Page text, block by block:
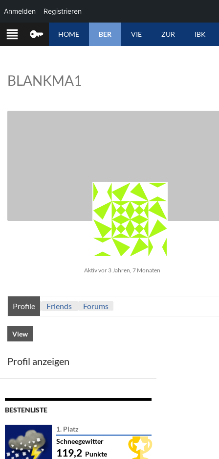
ZUM
INHALT
HOME BER VIE ZUR IBK
BLANKMA1
Aktiv vor 3 Jahren, 7 Monaten
Profile Friends Forums
View
Profil anzeigen
BESTENLISTE
1. Platz
Schneegewitter
119,2 Punkte
Anmelden Registrieren